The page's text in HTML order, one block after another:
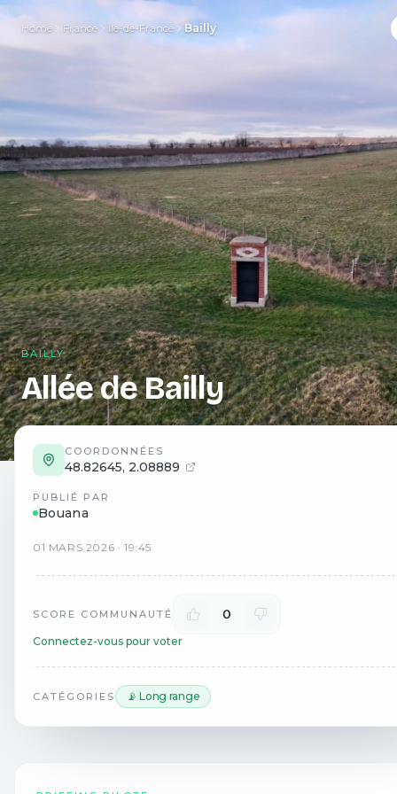
Home France Île-de-France Bailly
BAILLY
Allée de Bailly
COORDONNÉES
48.82645, 2.08889
PUBLIÉ PAR
Bouana
01 MARS 2026 ·19:45
SCORE COMMUNAUTÉ 0
Connectez-vous pour voter
CATÉGORIES 📡 Long range